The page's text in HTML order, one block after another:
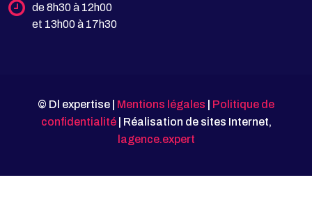
de 8h30 à 12h00
et 13h00 à 17h30
© Dl expertise | Mentions légales
Politique de
confidentialité| Réalisation de sites Internet,
lagence.expert